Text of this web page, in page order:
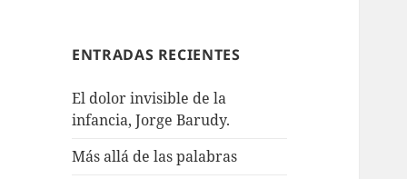
ENTRADAS RECIENTES
El dolor invisible de la
infancia, Jorge Barudy.
Más allá de las palabras